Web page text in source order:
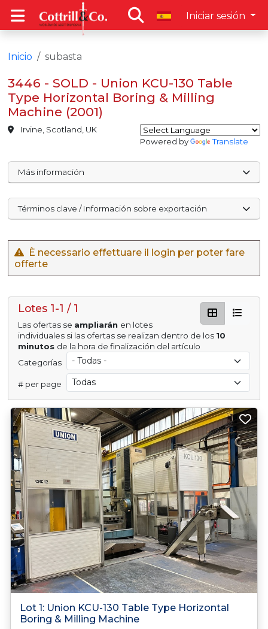
Iniciar sesión
Inicio subasta
3446 - SOLD - Union KCU-130 Table
Type Horizontal Boring & Milling
Machine (2001)
Irvine, Scotland, UK
Powered by
Translate
Más información
Términos clave / Información sobre exportación
È necessario effettuare il login per poter fare
offerte
Lotes 1-1 / 1
Las ofertas se ampliarán en lotes
individuales si las ofertas se realizan dentro de los 10
minutos de la hora de finalización del artículo
Categorías
# per page
Lot 1: Union KCU-130 Table Type Horizontal
Boring & Milling Machine